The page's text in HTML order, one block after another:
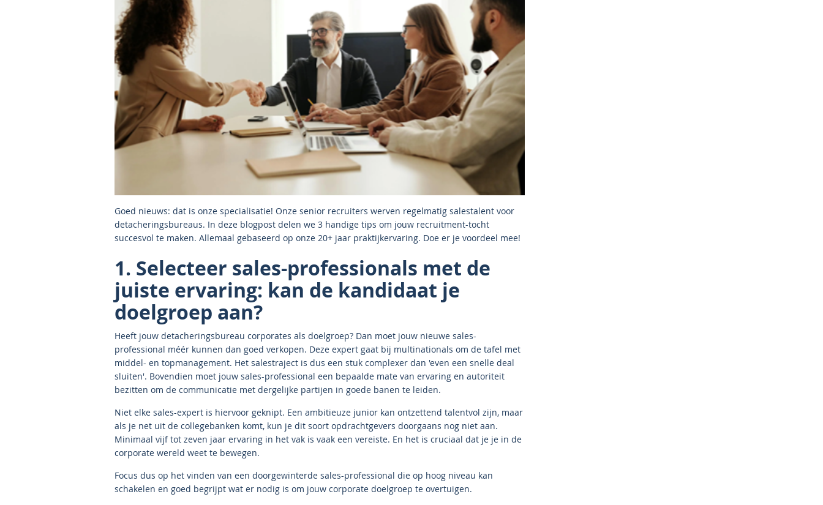
Goed nieuws: dat is onze specialisatie! Onze senior recruiters werven regelmatig salestalent voor
detacheringsbureaus. In deze blogpost delen we 3 handige tips om jouw recruitment-tocht
succesvol te maken. Allemaal gebaseerd op onze 20+ jaar praktijkervaring. Doe er je voordeel mee!
1. Selecteer sales-professionals met de
juiste ervaring: kan de kandidaat je
doelgroep aan?
Heeft jouw detacheringsbureau corporates als doelgroep? Dan moet jouw nieuwe sales-
professional méér kunnen dan goed verkopen. Deze expert gaat bij multinationals om de tafel met
middel- en topmanagement. Het salestraject is dus een stuk complexer dan 'even een snelle deal
sluiten'. Bovendien moet jouw sales-professional een bepaalde mate van ervaring en autoriteit
bezitten om de communicatie met dergelijke partijen in goede banen te leiden.
Niet elke sales-expert is hiervoor geknipt. Een ambitieuze junior kan ontzettend talentvol zijn, maar
als je net uit de collegebanken komt, kun je dit soort opdrachtgevers doorgaans nog niet aan.
Minimaal vijf tot zeven jaar ervaring in het vak is vaak een vereiste. En het is cruciaal dat je je in de
corporate wereld weet te bewegen.
Focus dus op het vinden van een doorgewinterde sales-professional die op hoog niveau kan
schakelen en goed begrijpt wat er nodig is om jouw corporate doelgroep te overtuigen.